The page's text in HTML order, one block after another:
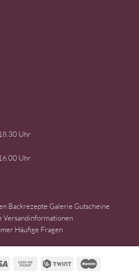
Uhr
Uhr
Backrezepte Galerie Gutscheine
Versandinformationen
Häufige Fragen
Visa
Cash
Twint